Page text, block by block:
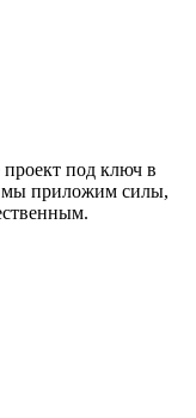
под ключ в
мы приложим силы,